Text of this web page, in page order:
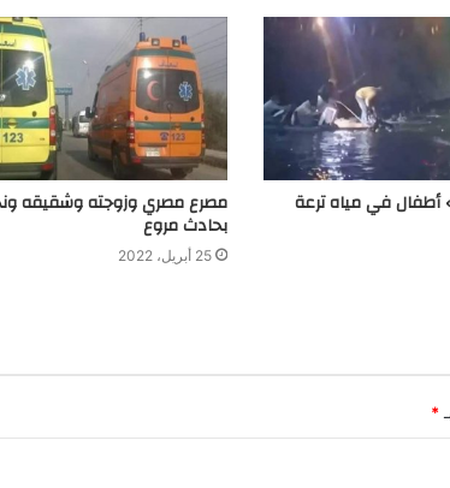
في مياه ترعة مصرع مصري وزوجته وشقيقه
بحادث مروع
25 أبريل، 2022
*